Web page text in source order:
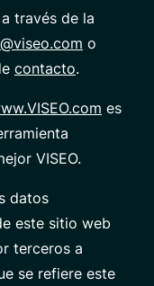
través de la
o
contacto.
es
VISEO.
datos
este sitio web
terceros a
se refiere este